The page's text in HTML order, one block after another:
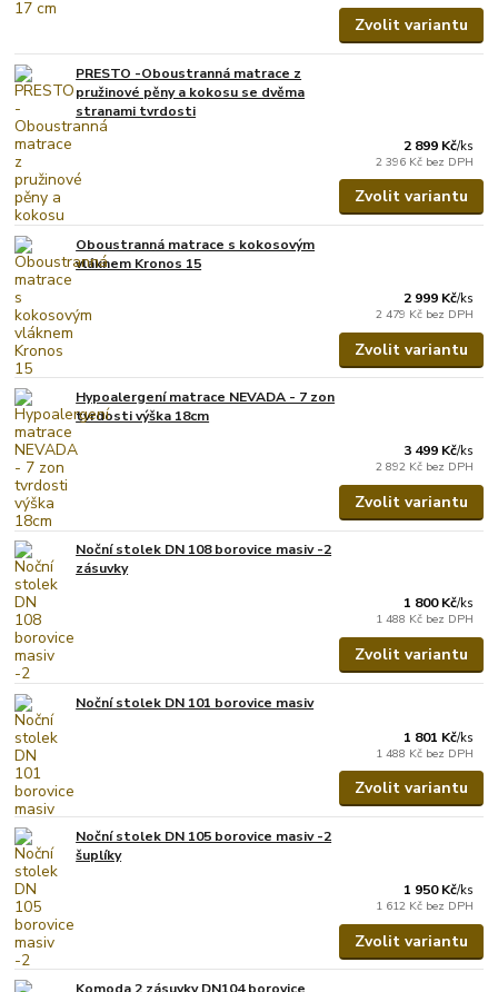
Zvolit variantu
PRESTO -Oboustranná matrace z
pružinové pěny a kokosu se dvěma
stranami tvrdosti
2 899 Kč/ks
2 396 Kč bez DPH
Zvolit variantu
Oboustranná matrace s kokosovým
vláknem Kronos 15
2 999 Kč/ks
2 479 Kč bez DPH
Zvolit variantu
Hypoalergení matrace NEVADA - 7 zon
tvrdosti výška 18cm
3 499 Kč/ks
2 892 Kč bez DPH
Zvolit variantu
Noční stolek DN 108 borovice masiv -2
zásuvky
1 800 Kč/ks
1 488 Kč bez DPH
Zvolit variantu
Noční stolek DN 101 borovice masiv
1 801 Kč/ks
1 488 Kč bez DPH
Zvolit variantu
Noční stolek DN 105 borovice masiv -2
šuplíky
1 950 Kč/ks
1 612 Kč bez DPH
Zvolit variantu